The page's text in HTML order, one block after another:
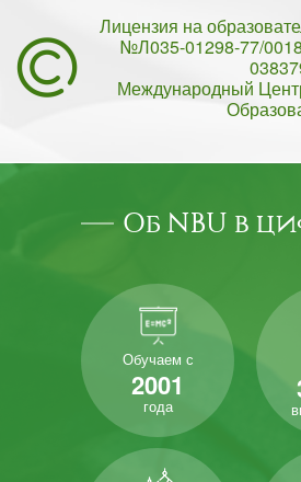
Лицензия на
№Л035-01298-77/
Международный
Об NBU в
Обучаем с
2001
года